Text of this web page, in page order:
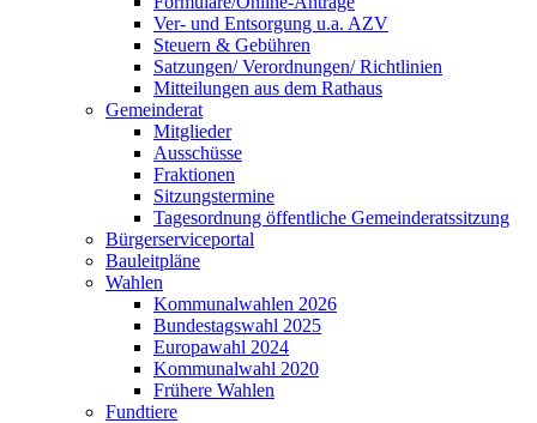
Ver- und Entsorgung u.a. AZV
Steuern & Gebühren
Satzungen/ Verordnungen/ Richtlinien
Mitteilungen aus dem Rathaus
Gemeinderat
Mitglieder
Ausschüsse
Fraktionen
Sitzungstermine
Tagesordnung öffentliche Gemeinderatssitzung
Bürgerserviceportal
Bauleitpläne
Wahlen
Kommunalwahlen 2026
Bundestagswahl 2025
Europawahl 2024
Kommunalwahl 2020
Frühere Wahlen
Fundtiere